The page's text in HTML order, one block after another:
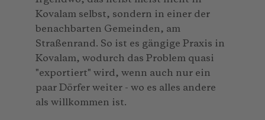
Kovalam selbst, sondern in einer der
benachbarten Gemeinden, am
Straßenrand. So ist es gängige Praxis in
Kovalam, wodurch das Problem quasi
"exportiert" wird, wenn auch nur ein
paar Dörfer weiter - wo es alles andere
als willkommen ist.